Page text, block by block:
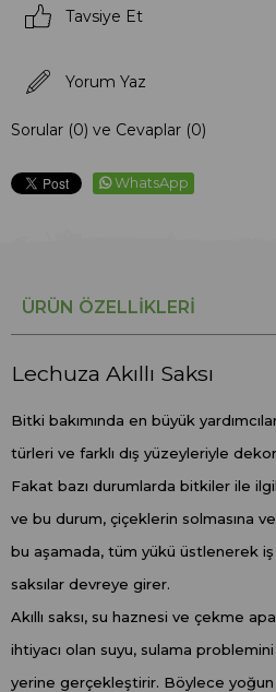
Tavsiye Et
Yorum Yaz
Sorular (0) ve Cevaplar (0)
WhatsApp
ÜRÜN ÖZELLIKLERI
Lechuza Akıllı Saksı
Bitki bakımında en büyük
türleri ve farklı dış yüzeyleriyle
Fakat bazı durumlarda bitkiler ile
ve bu durum, çiçeklerin solmasına
bu aşamada, tüm yükü üstlenerek iş
saksılar devreye girer.
Akıllı saksı, su haznesi ve çekme
ihtiyacı olan suyu, sulama
yerine gerçekleştirir. Böylece